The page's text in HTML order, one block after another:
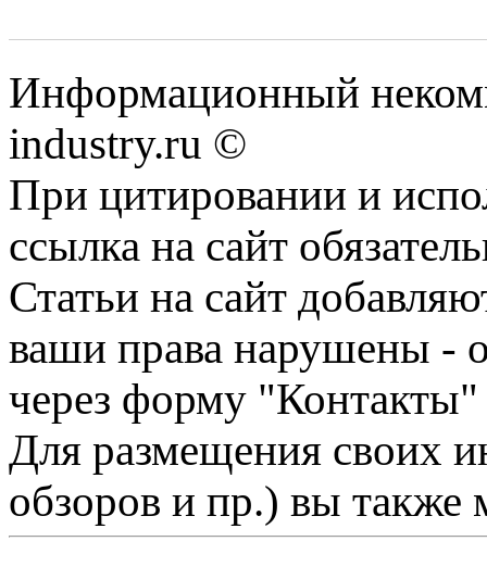
Информационный
industry.ru ©
При цитировании и
ссылка на сайт
Статьи на сайт
ваши права нарушены -
через форму "Контакты"
Для размещения своих
обзоров и пр.) вы также